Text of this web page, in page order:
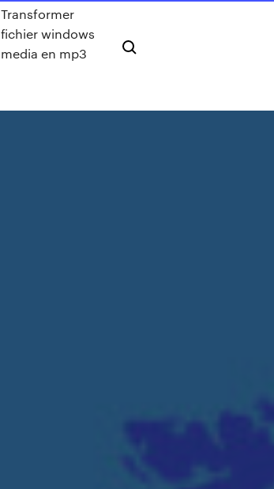
Transformer
fichier windows
media en mp3